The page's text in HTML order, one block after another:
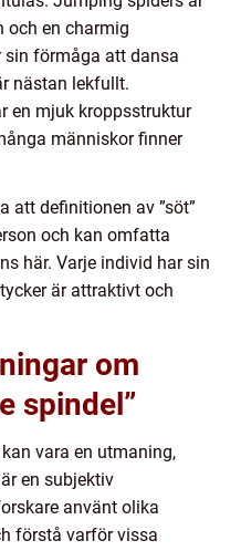
och en charmig
sin förmåga att dansa
nästan lekfullt.
en mjuk kroppsstruktur
människor finner
att definitionen av ”söt”
och kan omfatta
här. Varje individ har sin
är attraktivt och
om
spindel”
vara en utmaning,
en subjektiv
använt olika
förstå varför vissa